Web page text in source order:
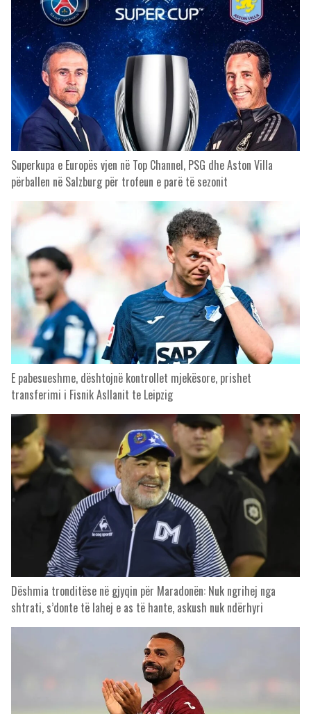
Superkupa e Europës vjen në Top Channel, PSG dhe Aston Villa
përballen në Salzburg për trofeun e parë të sezonit
E pabesueshme, dështojnë kontrollet mjekësore, prishet
transferimi i Fisnik Asllanit te Leipzig
Dëshmia tronditëse në gjyqin për Maradonën: Nuk ngrihej nga
shtrati, s’donte të lahej e as të hante, askush nuk ndërhyri